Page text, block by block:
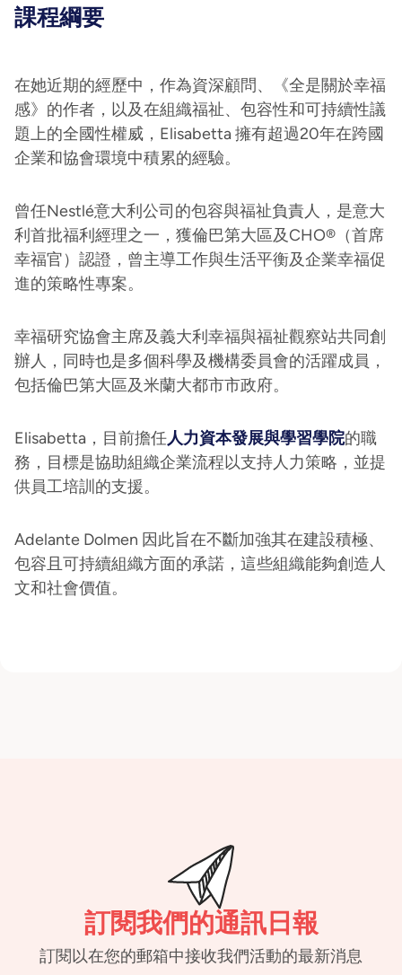
課程綱要
在她近期的經歷中，作為資深顧問、《全是關於幸福
感》的作者，以及在組織福祉、包容性和可持續性議
題上的全國性權威，Elisabetta 擁有超過20年在跨國
企業和協會環境中積累的經驗。
曾任Nestlé意大利公司的包容與福祉負責人，是意大
利首批福利經理之一，獲倫巴第大區及CHO®（首席
幸福官）認證，曾主導工作與生活平衡及企業幸福促
進的策略性專案。
幸福研究協會主席及義大利幸福與福祉觀察站共同創
辦人，同時也是多個科學及機構委員會的活躍成員，
包括倫巴第大區及米蘭大都市市政府。
Elisabetta，目前擔任人力資本發展與學習學院的職
務，目標是協助組織企業流程以支持人力策略，並提
供員工培訓的支援。
Adelante Dolmen 因此旨在不斷加強其在建設積極、
包容且可持續組織方面的承諾，這些組織能夠創造人
文和社會價值。
訂閱我們的通訊日報
訂閱以在您的郵箱中接收我們活動的最新消息